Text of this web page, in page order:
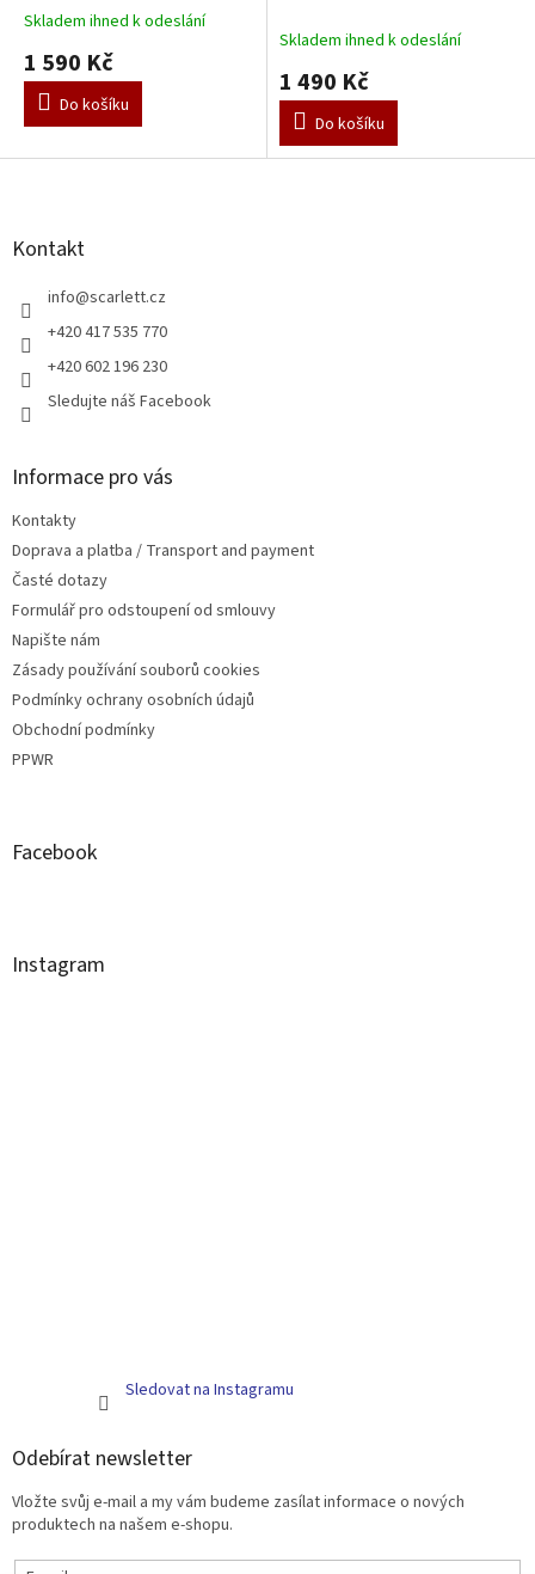
Průměrné
produktu
5,0
5
Skladem ihned k odeslání
1 590 Kč
Do košíku
Skladem ihned k odeslání
1 490 Kč
Do košíku
Z
Kontakt
info@scarlett.cz
+420 417 535 770
+420 602 196 230
Sledujte náš Facebook
Informace pro vás
Kontakty
Doprava a platba / Transport and payment
Časté dotazy
Formulář pro odstoupení od smlouvy
Napište nám
Zásady používání souborů cookies
Podmínky ochrany osobních údajů
Obchodní podmínky
PPWR
Facebook
Instagram
Sledovat na Instagramu
Odebírat newsletter
Vložte svůj e-mail a my vám budeme zasílat informace o nových
produktech na našem e-shopu.